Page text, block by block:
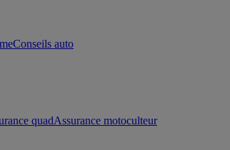
Conseils auto
quadAssurance motoculteur